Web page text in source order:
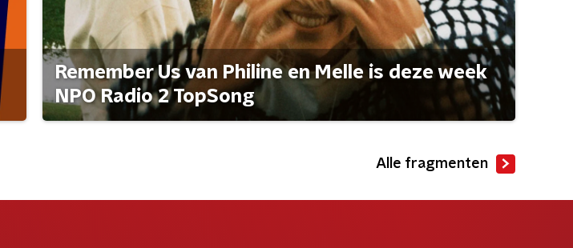
Remember Us van Philine en Melle is deze week
NPO Radio 2 TopSong
Alle fragmenten